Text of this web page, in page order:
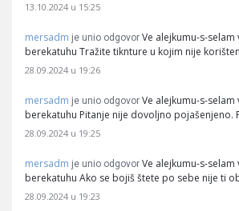
13.10.2024 u 15:25
mersadm je unio odgovor Ve alejkumu-s-
berekatuhu Tražite tiknture u kojim nije
28.09.2024 u 19:26
mersadm je unio odgovor Ve alejkumu-s-
berekatuhu Pitanje nije dovoljno pojašenjeno.
28.09.2024 u 19:25
mersadm je unio odgovor Ve alejkumu-s-
berekatuhu Ako se bojiš štete po sebe nije ti
28.09.2024 u 19:23